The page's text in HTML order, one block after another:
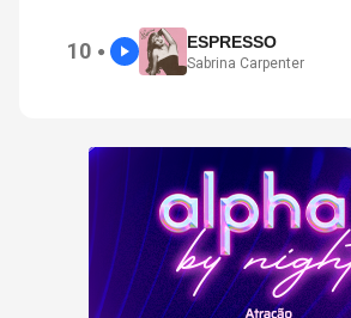
10 ● ESPRESSO
Sabrina Carpenter